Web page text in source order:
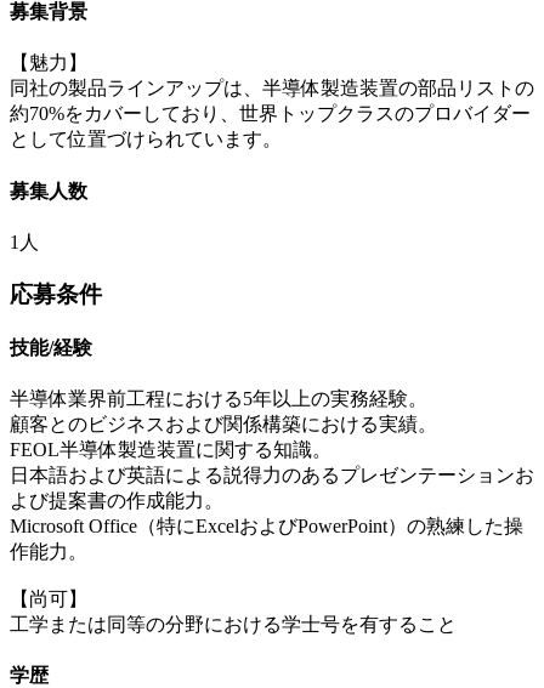
募集背景
【魅力】
同社の製品ラインアップは、半導体製造装置の部品リストの
約70%をカバーしており、世界トップクラスのプロバイダー
として位置づけられています。
募集人数
1人
応募条件
技能/経験
半導体業界前工程における5年以上の実務経験。
顧客とのビジネスおよび関係構築における実績。
FEOL半導体製造装置に関する知識。
日本語および英語による説得力のあるプレゼンテーションお
よび提案書の作成能力。
Microsoft Office（特にExcelおよびPowerPoint）の熟練した操
作能力。
【尚可】
工学または同等の分野における学士号を有すること
学歴